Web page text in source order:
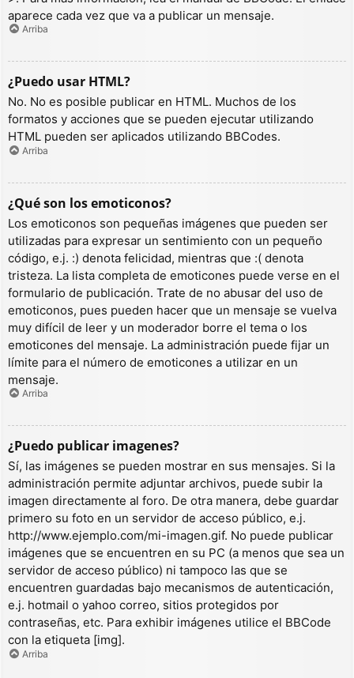
aparece cada vez que va a publicar un mensaje.
Arriba
¿Puedo usar HTML?
No. No es posible publicar en HTML. Muchos de los
formatos y acciones que se pueden ejecutar utilizando
HTML pueden ser aplicados utilizando BBCodes.
Arriba
¿Qué son los emoticonos?
Los emoticonos son pequeñas imágenes que pueden ser
utilizadas para expresar un sentimiento con un pequeño
código, e.j. :) denota felicidad, mientras que :( denota
tristeza. La lista completa de emoticones puede verse en el
formulario de publicación. Trate de no abusar del uso de
emoticonos, pues pueden hacer que un mensaje se vuelva
muy difícil de leer y un moderador borre el tema o los
emoticones del mensaje. La administración puede fijar un
límite para el número de emoticones a utilizar en un
mensaje.
Arriba
¿Puedo publicar imagenes?
Sí, las imágenes se pueden mostrar en sus mensajes. Si la
administración permite adjuntar archivos, puede subir la
imagen directamente al foro. De otra manera, debe guardar
primero su foto en un servidor de acceso público, e.j.
http://www.ejemplo.com/mi-imagen.gif. No puede publicar
imágenes que se encuentren en su PC (a menos que sea un
servidor de acceso público) ni tampoco las que se
encuentren guardadas bajo mecanismos de autenticación,
e.j. hotmail o yahoo correo, sitios protegidos por
contraseñas, etc. Para exhibir imágenes utilice el BBCode
con la etiqueta [img].
Arriba